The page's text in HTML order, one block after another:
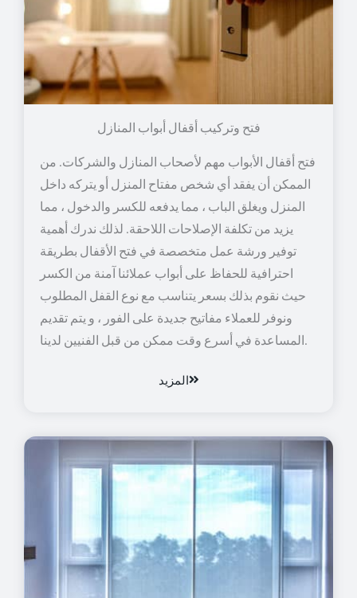
فتح وتركيب أقفال أبواب المنازل
فتح أقفال الأبواب مهم لأصحاب المنازل والشركات. من
الممكن أن يفقد أي شخص مفتاح المنزل أو يتركه داخل
المنزل ويغلق الباب ، مما يدفعه للكسر والدخول ، مما
يزيد من تكلفة الإصلاحات اللاحقة. لذلك ندرك أهمية
توفير ورشة عمل متخصصة في فتح الأقفال بطريقة
احترافية للحفاظ على أبواب عملائنا آمنة من الكسر
حيث نقوم بذلك بسعر يتناسب مع نوع القفل المطلوب
ونوفر للعملاء مفاتيح جديدة على الفور ، و يتم تقديم
المساعدة في أسرع وقت ممكن من قبل الفنيين لدينا.
المزيد